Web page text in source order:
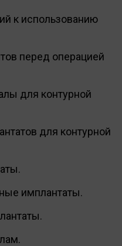
к использованию
перед операцией
для контурной
для контурной
имплантаты.